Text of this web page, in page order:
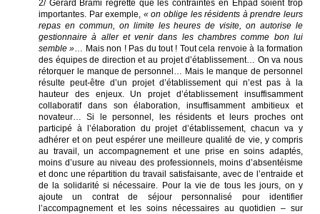
2/ Gérard Brami regrette que les contraintes en Ehpad soient trop
importantes. Par exemple, « on oblige les résidents à prendre leurs
repas en commun, on limite les heures de visite, on autorise le
gestionnaire à aller et venir dans les chambres comme bon lui
semble »… Mais non ! Pas du tout ! Tout cela renvoie à la formation
des équipes de direction et au projet d’établissement… On va nous
rétorquer le manque de personnel… Mais le manque de personnel
résulte peut-être d’un projet d’établissement qui n’est pas à la
hauteur des enjeux. Un projet d’établissement insuffisamment
collaboratif dans son élaboration, insuffisamment ambitieux et
novateur… Si le personnel, les résidents et leurs proches ont
participé à l’élaboration du projet d’établissement, chacun va y
adhérer et on peut espérer une meilleure qualité de vie, y compris
au travail, un accompagnement et une prise en soins adaptés,
moins d’usure au niveau des professionnels, moins d’absentéisme
et donc une répartition du travail satisfaisante, avec de l’entraide et
de la solidarité si nécessaire. Pour la vie de tous les jours, on y
ajoute un contrat de séjour personnalisé pour identifier
l’accompagnement et les soins nécessaires au quotidien – sur